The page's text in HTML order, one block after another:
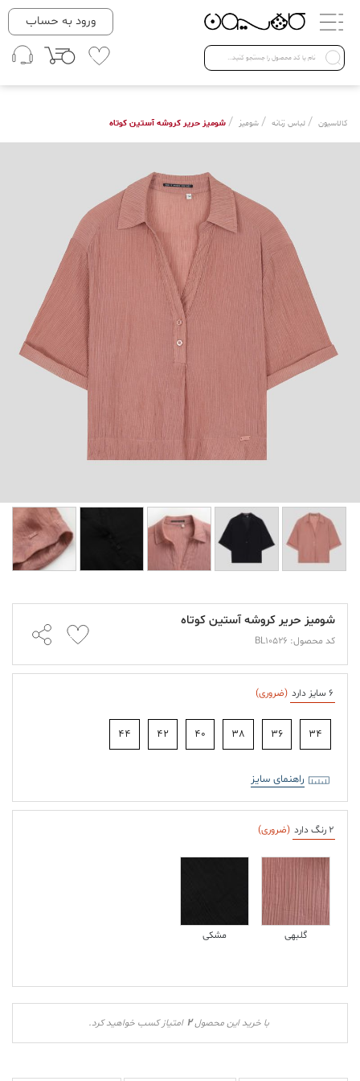
دسته بندی ها
Open submenu ( لباس زنانه )
لباس زنانه
لباس مردانه
ورود به حساب
کالاسیون / لباس زنانه / شومیز / شومیز حریر کروشه آستین کوتاه
شومیز حریر کروشه آستین کوتاه
کد محصول: BL10526
6 سایز دارد (ضروری)
34
36
38
40
42
44
راهنمای سایز
2 رنگ دارد (ضروری)
گلبهی مشکی
با خرید این محصول2 امتیاز کسب خواهید کرد.